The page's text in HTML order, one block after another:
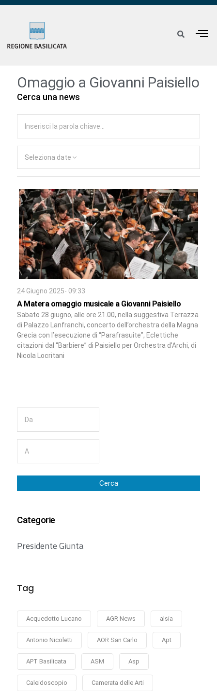
Omaggio a Giovanni Paisiello
Cerca una news
Seleziona date
24 Giugno 2025- 09:33
A Matera omaggio musicale a Giovanni Paisiello
Sabato 28 giugno, alle ore 21.00, nella suggestiva Terrazza
di Palazzo Lanfranchi, concerto dell’orchestra della Magna
Grecia con l’esecuzione di “Parafrasuite”, Eclettiche
citazioni dal “Barbiere” di Paisiello per Orchestra d’Archi, di
Nicola Locritani
Cerca
Categorie
Presidente Giunta
Tag
Acquedotto Lucano AGR News alsia
Antonio Nicoletti AOR San Carlo Apt
APT Basilicata ASM Asp
Caleidoscopio Camerata delle Arti